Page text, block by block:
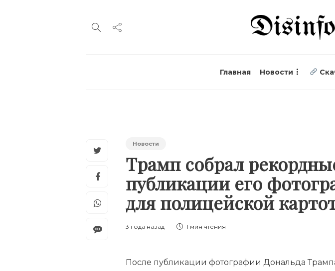
Главная Новости
Новости
Трамп собрал
публикации его
для полицейской
3 года назад 1 мин чтения
После публикации фотографии Дональда